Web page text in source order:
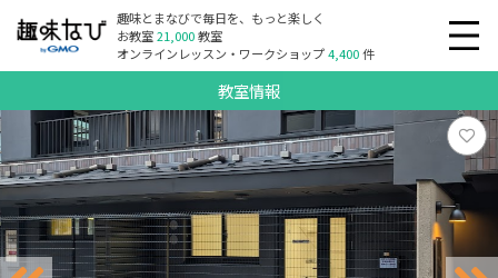
趣味とまなびで毎日を、もっと楽しく
お教室21,000教室
オンラインレッスン・ワークショップ4,400件
教室情報